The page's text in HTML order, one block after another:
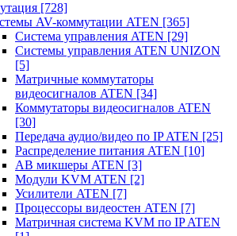
[728]
AV-коммутации ATEN [365]
Система управления ATEN [29]
Системы управления ATEN UNIZON
[5]
Матричные коммутаторы
видеосигналов ATEN [34]
Коммутаторы видеосигналов ATEN
[30]
Передача аудио/видео по IP ATEN [25]
Распределение питания ATEN [10]
АВ микшеры ATEN [3]
Модули KVM ATEN [2]
Усилители ATEN [7]
Процессоры видеостен ATEN [7]
Матричная система KVM по IP ATEN